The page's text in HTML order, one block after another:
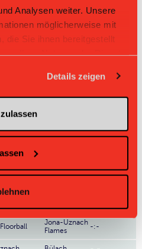
Analysen weiter. Unsere
möglicherweise mit
die Sie ihnen bereitgestellt
Details zeigen
Florian Gerzner
Sven Schneider
Léon Baumgartner
Jona-Uznach
Flames
-:-